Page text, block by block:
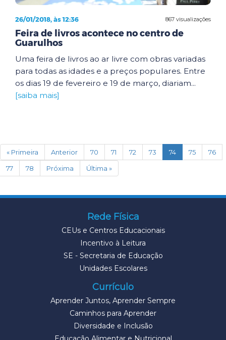
867 visualizações
26/01/2018, às 12:36
Feira de livros acontece no centro de
Guarulhos
Uma feira de livros ao ar livre com obras variadas
para todas as idades e a preços populares. Entre
os dias 19 de fevereiro e 19 de março, diariam...
[saiba mais]
« Primeira Anterior 70 71 72 73 74(current)
75
76
77
78 Próxima Última »
Rede Física
CEUs e Centros Educacionais
Incentivo à Leitura
SE - Secretaria de Educação
Unidades Escolares
Currículo
Aprender Juntos, Aprender Sempre
Caminhos para Aprender
Diversidade e Inclusão